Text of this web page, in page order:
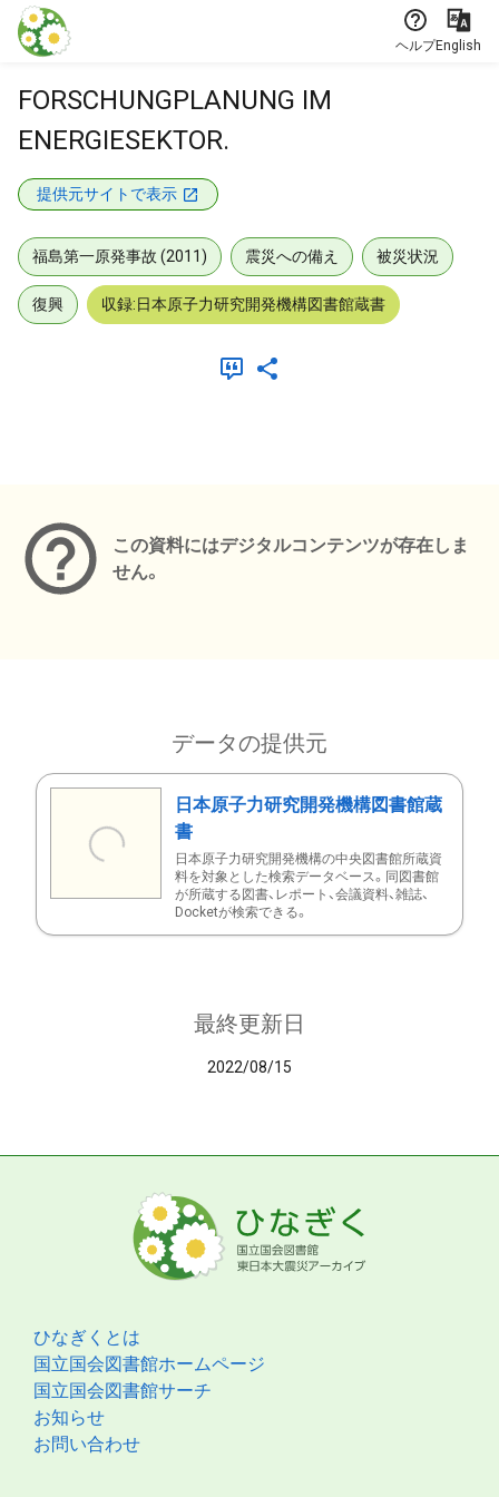
本文に飛ぶ
ヘルプEnglish
FORSCHUNGPLANUNG IM
ENERGIESEKTOR.
提供元サイトで表示
福島第一原発事故 (2011) 震災への備え 被災状況
復興 収録:日本原子力研究開発機構図書館蔵書
この資料にはデジタルコンテンツが存在しま
せん。
データの提供元
日本原子力研究開発機構図書館蔵
書
日本原子力研究開発機構の中央図書館所蔵資
料を対象とした検索データベース。同図書館
が所蔵する図書、レポート、会議資料、雑誌、
Docketが検索できる。
最終更新日
2022/08/15
ひなぎくとは
国立国会図書館ホームページ
国立国会図書館サーチ
お知らせ
お問い合わせ